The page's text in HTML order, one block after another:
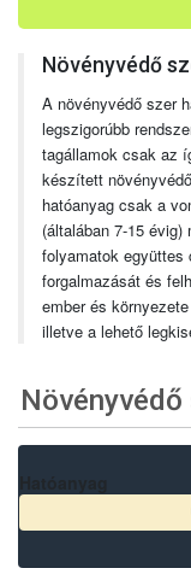
Növényvédő
A növényvédő szer
legszigorúbb
tagállamok csak az
készített
hatóanyag csak a
(általában 7-15
folyamatok
forgalmazását és
ember és
illetve a lehető